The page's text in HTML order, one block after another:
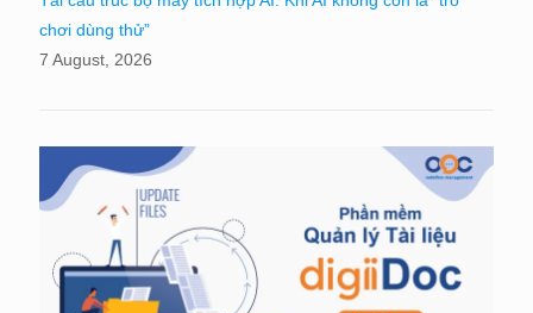
chơi dùng thử”
7 August, 2026